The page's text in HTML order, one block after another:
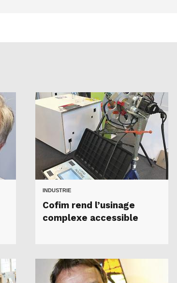
INDUSTRIE
Cofim rend l’usinage
complexe accessible